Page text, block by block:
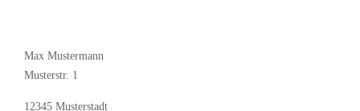
Max Mustermann
Musterstr. 1
12345 Musterstadt